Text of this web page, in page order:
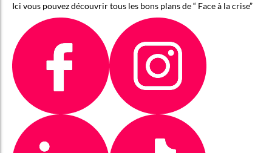
Ici vous pouvez découvrir tous les bons plans de “ Face à la crise”